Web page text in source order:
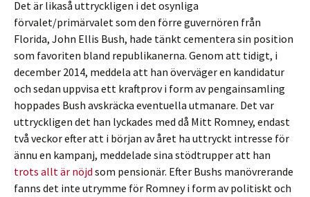
Det är likaså uttryckligen i det osynliga
förvalet/primärvalet som den förre guvernören från
Florida, John Ellis Bush, hade tänkt cementera sin position
som favoriten bland republikanerna. Genom att tidigt, i
december 2014, meddela att han överväger en kandidatur
och sedan uppvisa ett kraftprov i form av pengainsamling
hoppades Bush avskräcka eventuella utmanare. Det var
uttryckligen det han lyckades med då Mitt Romney, endast
två veckor efter att i början av året ha uttryckt intresse för
ännu en kampanj, meddelade sina stödtrupper att han
trots allt är nöjd som pensionär. Efter Bushs manövrerande
fanns det inte utrymme för Romney i form av politiskt och